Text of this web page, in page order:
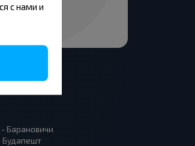
Барановичи
Будапешт
с нами и